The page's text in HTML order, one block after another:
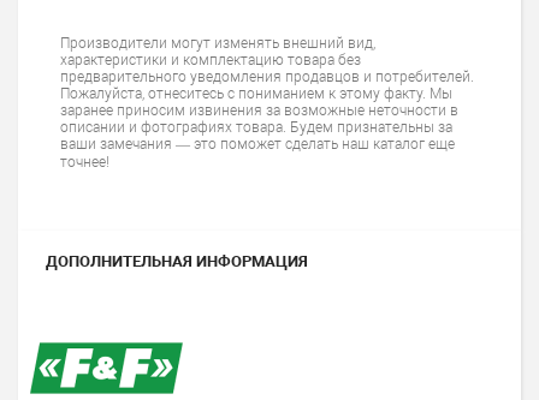
Производители могут изменять внешний вид,
характеристики и комплектацию товара без
предварительного уведомления продавцов и потребителей.
Пожалуйста, отнеситесь с пониманием к этому факту. Мы
заранее приносим извинения за возможные неточности в
описании и фотографиях товара. Будем признательны за
ваши замечания — это поможет сделать наш каталог еще
точнее!
ДОПОЛНИТЕЛЬНАЯ ИНФОРМАЦИЯ